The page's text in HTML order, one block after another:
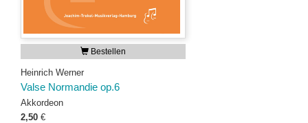
Bestellen
Heinrich Werner
Valse Normandie op.6
Akkordeon
2,50 €